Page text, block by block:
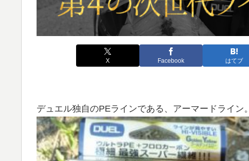
X Facebook はてブ
デュエル独自のPEラインである、アーマードライン。